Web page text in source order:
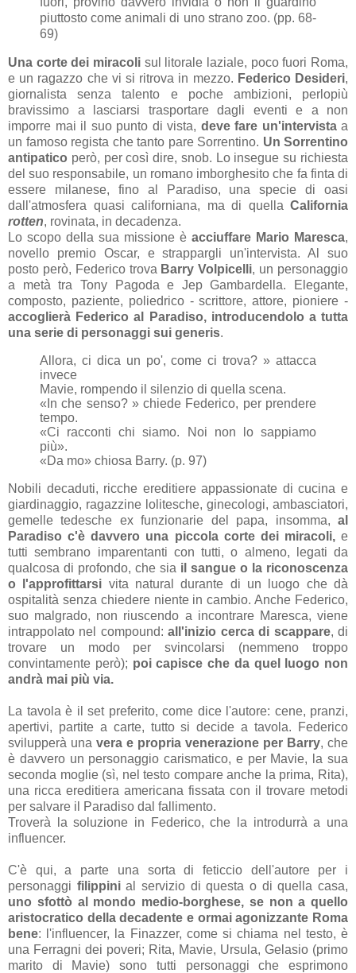
piuttosto come animali di uno strano zoo. (pp. 68-
69)
Una corte dei miracoli sul litorale laziale, poco fuori Roma,
e un ragazzo che vi si ritrova in mezzo. Federico Desideri,
giornalista senza talento e poche ambizioni, perlopiù
bravissimo a lasciarsi trasportare dagli eventi e a non
imporre mai il suo punto di vista, deve fare un'intervistaa
un famoso regista che tanto pare Sorrentino. Un Sorrentino
antipatico però, per così dire, snob. Lo insegue su richiesta
del suo responsabile, un romano imborghesito che fa finta di
essere milanese, fino al Paradiso, una specie di oasi
dall'atmosfera quasi californiana, ma di quella California
rotten, rovinata, in decadenza.
Lo scopo della sua missione è acciuffare Mario Maresca,
novello premio Oscar, e strappargli un'intervista. Al suo
posto però, Federico trova Barry Volpicelli, un personaggio
a metà tra Tony Pagoda e Jep Gambardella. Elegante,
composto, paziente, poliedrico - scrittore, attore, pioniere -
accoglierà Federico al Paradiso, introducendolo a tutta
una serie di personaggi sui generis.
Allora, ci dica un po', come ci trova? » attacca
invece
Mavie, rompendo il silenzio di quella scena.
«In che senso? » chiede Federico, per prendere
tempo.
«Ci racconti chi siamo. Noi non lo sappiamo
più».
«Da mo» chiosa Barry. (p. 97)
Nobili decaduti, ricche ereditiere appassionate di cucina e
giardinaggio, ragazzine lolitesche, ginecologi, ambasciatori,
gemelle tedesche ex funzionarie del papa, insomma, al
Paradiso c'è davvero una piccola corte dei miracoli,e
tutti sembrano imparentanti con tutti, o almeno, legati da
qualcosa di profondo, che sia il sangue o la riconoscenza
o l'approfittarsi vita natural durante di un luogo che dà
ospitalità senza chiedere niente in cambio. Anche Federico,
suo malgrado, non riuscendo a incontrare Maresca, viene
intrappolato nel compound:all'inizio cerca di scappare, di
trovare un modo per svincolarsi (nemmeno troppo
convintamente però); poi capisce che da quel luogo non
andrà mai più via.
La tavola è il set preferito, come dice l'autore: cene, pranzi,
apertivi, partite a carte, tutto si decide a tavola. Federico
svilupperà una vera e propria venerazione per Barry, che
è davvero un personaggio carismatico, e per Mavie, la sua
seconda moglie (sì, nel testo compare anche la prima, Rita),
una ricca ereditiera americana fissata con il trovare metodi
per salvare il Paradiso dal fallimento.
Troverà la soluzione in Federico, che la introdurrà a una
influencer.
C'è qui, a parte una sorta di feticcio dell'autore per i
personaggi filippinial servizio di questa o di quella casa,
uno sfottò al mondo medio-borghese, se non a quello
aristocratico della decadente e ormai agonizzante Roma
bene: l'influencer, la Finazzer, come si chiama nel testo, è
una Ferragni dei poveri; Rita, Mavie, Ursula, Gelasio (primo
marito di Mavie) sono tutti personaggi che esprimono